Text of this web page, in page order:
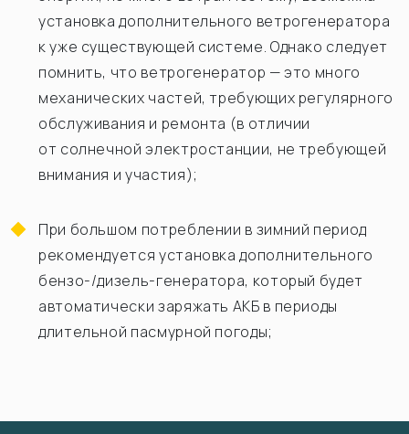
установка дополнительного ветрогенератора
к уже существующей системе. Однако следует
помнить, что ветрогенератор — это много
механических частей, требующих регулярного
обслуживания и ремонта (в отличии
от солнечной электростанции, не требующей
внимания и участия);
При большом потреблении в зимний период
рекомендуется установка дополнительного
бензо-/дизель-генератора, который будет
автоматически заряжать АКБ в периоды
длительной пасмурной погоды;